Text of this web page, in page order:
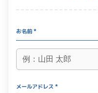
お名前 *
メールアドレス *